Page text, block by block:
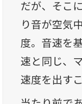
だが、そこ
り音が空気
度。音速を
速と同じ、
速度を出す